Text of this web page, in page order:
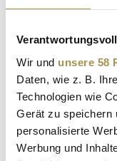
Wir und unsere 58
Daten, wie z. B.
Technologien wie
Gerät zu speichern
personalisierte
Werbung und